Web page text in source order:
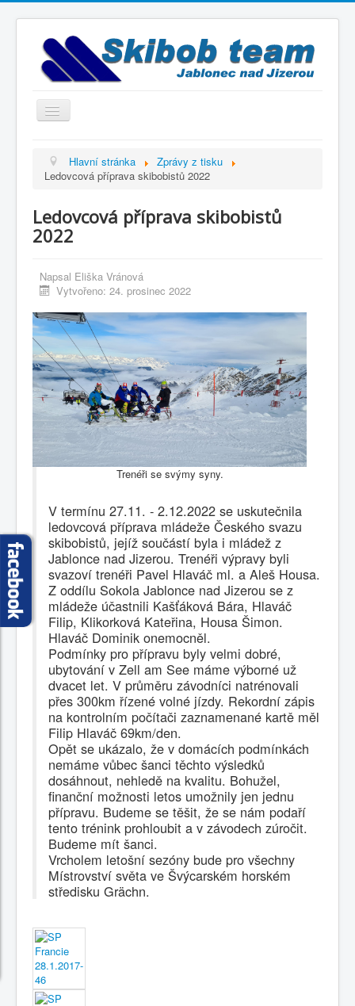
Přepnout
navigaci
Historie
Závodníci
Termínový kalendář
Výsledky
Videogalerie
Fotogalerie
Hlavní stránka
Zprávy z tisku
Ledovcová příprava skibobistů 2022
Ledovcová příprava skibobistů
2022
Napsal Eliška Vránová
Vytvořeno: 24. prosinec 2022
Trenéři se svýmy syny.
V termínu 27.11. - 2.12.2022 se uskutečnila
ledovcová příprava mládeže Českého svazu
skibobistů, jejíž součástí byla i mládež z
Jablonce nad Jizerou. Trenéři výpravy byli
svazoví trenéři Pavel Hlaváč ml. a Aleš Housa.
Z oddílu Sokola Jablonce nad Jizerou se z
mládeže účastnili Kašťáková Bára, Hlaváč
Filip, Klikorková Kateřina, Housa Šimon.
Hlaváč Dominik onemocněl.
Podmínky pro přípravu byly velmi dobré,
ubytování v Zell am See máme výborné už
dvacet let. V průměru závodníci natrénovali
přes 300km řízené volné jízdy. Rekordní zápis
na kontrolním počítači zaznamenané kartě měl
Filip Hlaváč 69km/den.
Opět se ukázalo, že v domácích podmínkách
nemáme vůbec šanci těchto výsledků
dosáhnout, nehledě na kvalitu. Bohužel,
finanční možnosti letos umožnily jen jednu
přípravu. Budeme se těšit, že se nám podaří
tento trénink prohloubit a v závodech zúročit.
Budeme mít šanci.
Vrcholem letošní sezóny bude pro všechny
Místrovství světa ve Švýcarském horském
středisku Grächn.